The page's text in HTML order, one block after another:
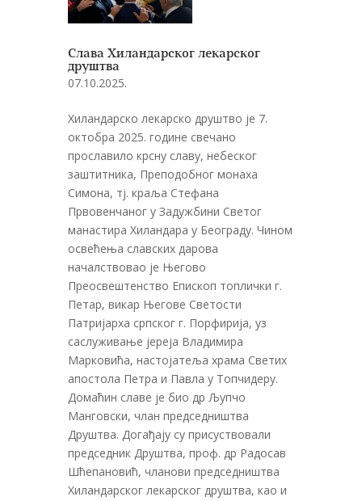
Слава Хиландарског лекарског
друштва
07.10.2025.
Хиландарско лекарско друштво је 7.
октобра 2025. године свечано
прославило крсну славу, небеског
заштитника, Преподобног монаха
Симона, тј. краља Стефана
Првовенчаног у Задужбини Светог
манастира Хиландара у Београду. Чином
освећења славских дарова
началствовао је Његово
Преосвештенство Епископ топлички г.
Петар, викар Његове Светости
Патријарха српског г. Порфирија, уз
саслуживање јереја Владимира
Марковића, настојатеља храма Светих
апостола Петра и Павла у Топчидеру.
Домаћин славе је био др Љупчо
Манговски, члан председништва
Друштва. Догађају су присуствовали
председник Друштва, проф. др Радосав
Шћепановић, чланови председништва
Хиландарског лекарског друштва, као и